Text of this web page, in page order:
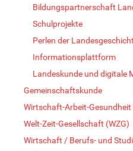
Bildungspartnerschaft
Schulprojekte
Perlen der
Informationsplattform
Landeskunde und digitale
Gemeinschaftskunde
Wirtschaft-Arbeit-Gesundheit
Welt-Zeit-Gesellschaft (WZG)
Wirtschaft / Berufs- und